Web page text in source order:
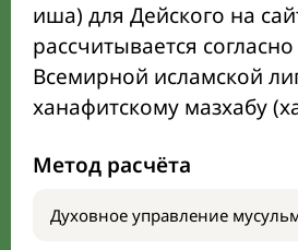
иша) для Дейского на
рассчитывается
Всемирной исламской
ханафитскому мазхабу
Метод расчёта